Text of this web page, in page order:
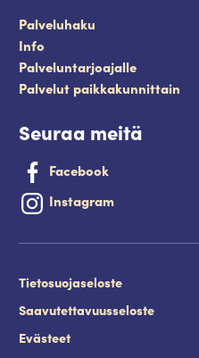
Palveluhaku
Info
Palveluntarjoajalle
Palvelut paikkakunnittain
Seuraa meitä
Facebook
Instagram
Tietosuojaseloste
Saavutettavuusseloste
Evästeet